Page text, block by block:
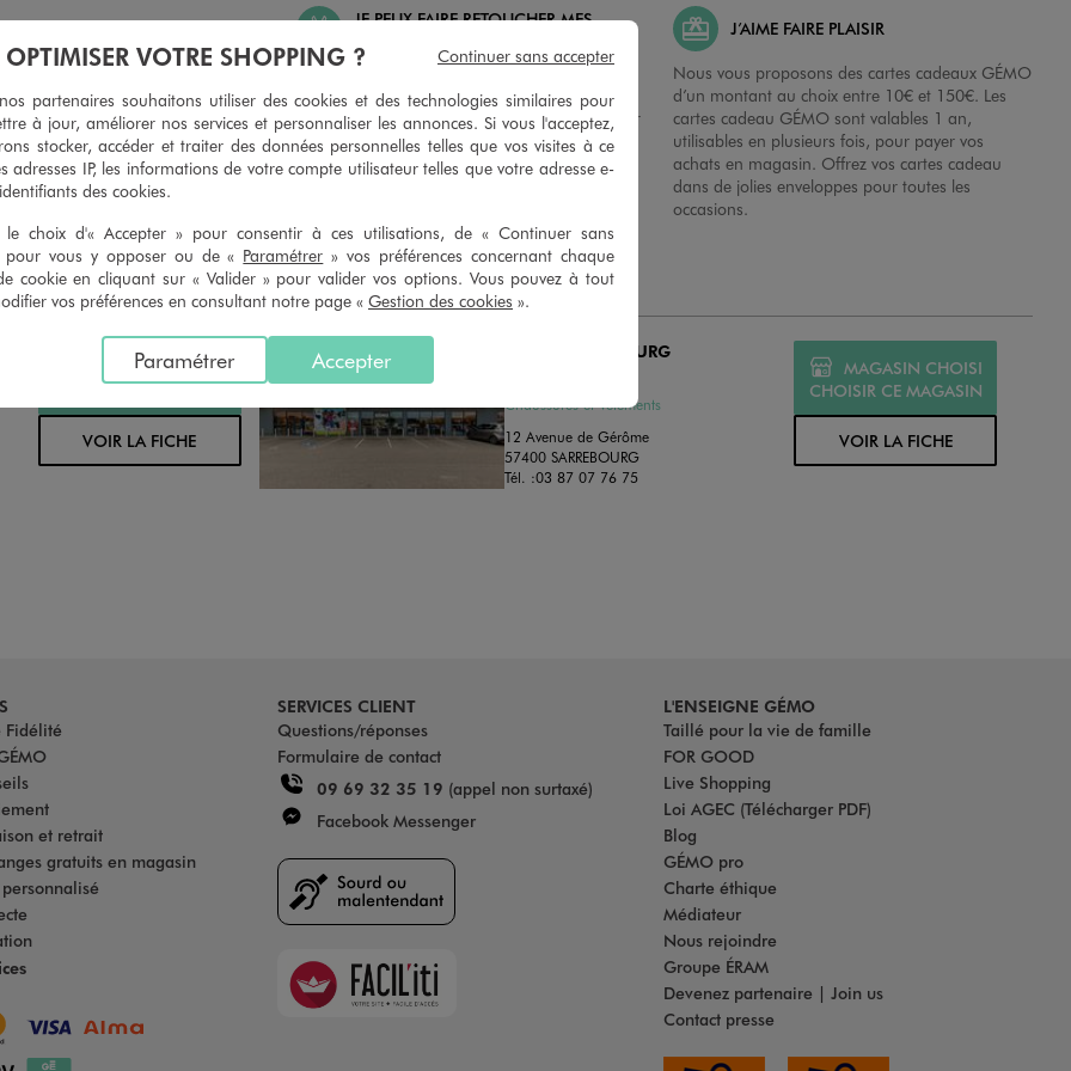
CHANGER D’AVIS
et vous proposons un avoir
pour tout article non
sous 30 jours, sur simple
du ticket de caisse, dans tous les
JE PEUX FAIRE RETOUCHER MES
Ourlets, ceintures… vous avez la possibilité de
faire retoucher vos articles textiles dans nos
magasins. Les tarifs sont à votre disposition sur
simple demande. Voir conditions en magasins.
J’AIME FAIRE PLAISIR
Nous vous proposons des cartes cadeaux GÉMO
d’un montant au choix entre 10€ et 150€. Les
cartes cadeau GÉMO sont valables 1 an,
utilisables en plusieurs fois, pour payer vos
achats en magasin. Offrez vos cartes cadeau
dans de jolies enveloppes pour toutes les
occasions.
MAGASIN CHOISI
CHOISIR CE MAGASIN
VOIR LA FICHE
GEMO SARREBOURG
Chaussures et Vêtements
12 Avenue de Gérôme
57400 SARREBOURG
Tél. :03 87 07 76 75
MAGASIN CHOISI
CHOISIR CE MAGASIN
VOIR LA FICHE
Fidélité
et retrait
gratuits en magasin
SERVICES CLIENT
Questions/réponses
Formulaire de contact
09 69 32 35 19 (appel non surtaxé)
Facebook Messenger
Faciliti
L'ENSEIGNE GÉMO
Taillé pour la vie de famille
FOR GOOD
Live Shopping
Loi AGEC (Télécharger PDF)
Blog
GÉMO pro
Charte éthique
Médiateur
Nous rejoindre
Groupe ÉRAM
Devenez partenaire | Join us
Contact presse
OPTIMISER VOTRE SHOPPING ?
partenaires souhaitons utiliser des cookies et des technologies similaires pour
à jour, améliorer nos services et personnaliser les annonces. Si vous l'acceptez,
stocker, accéder et traiter des données personnelles telles que vos visites à ce
adresses IP, les informations de votre compte utilisateur telles que votre adresse e-
des cookies.
le choix d'« Accepter » pour consentir à ces utilisations, de « Continuer sans
pour vous y opposer ou de « Paramétrer » vos préférences concernant chaque
cookie en cliquant sur « Valider » pour valider vos options. Vous pouvez à tout
vos préférences en consultant notre page « Gestion des cookies ».
Accepter
Paramétrer
Continuer sans accepter